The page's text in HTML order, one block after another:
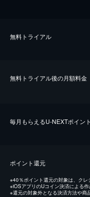
無料トライアル
無料トライアル後の⽉額料金
毎⽉もらえるU-NEXTポイント
ポイント還元
※40％ポイント還元の対象は、クレ
※iOSアプリのUコイン決済による
※還元の対象外となる決済方法や商